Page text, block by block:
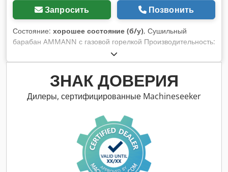
Запросить Позвонить
Состояние: хорошее состояние (б/у), Сушильный
барабан AMMANN с газовой горелкой Производительность:
160 тонн/час Год выпуска: 2006 Codpfsywctzox Afhsrf
ЗНАК ДОВЕРИЯ
Дилеры, сертифицированные Machineseeker